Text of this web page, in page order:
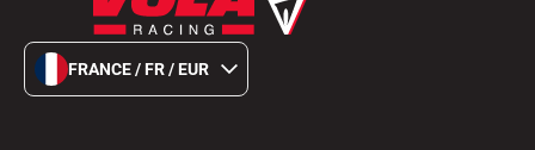
FRANCE / FR / EUR